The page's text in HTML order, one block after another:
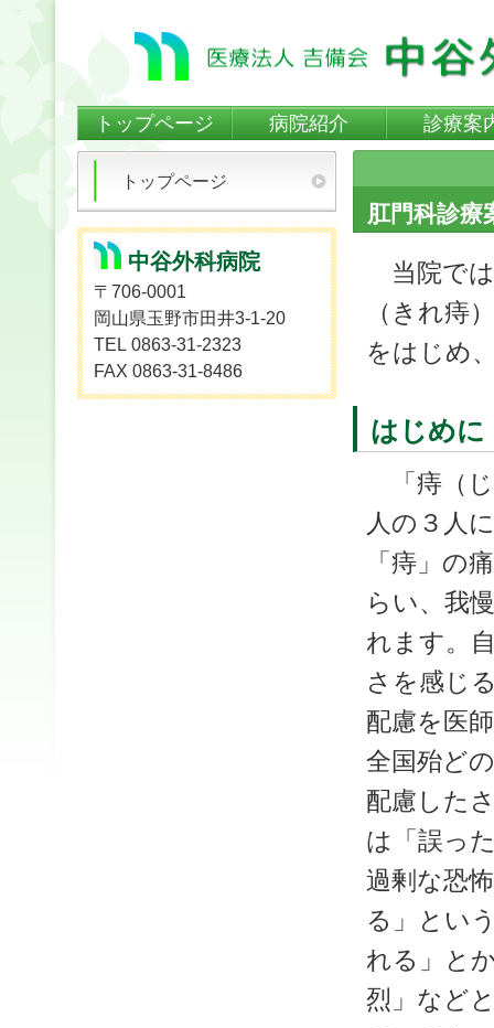
肛門科診療
当院では
（きれ痔
をはじめ
はじめに
「痔（じ
人の３人
「痔」の
らい、我
れます。
さを感じ
配慮を医
全国殆ど
配慮した
は「誤っ
過剰な恐
る」とい
れる」と
烈」など
トップページ 病院紹介 診療案
トップページ
中谷外科病院
〒706-0001
岡山県玉野市田井3-1-20
TEL 0863-31-2323
FAX 0863-31-8486